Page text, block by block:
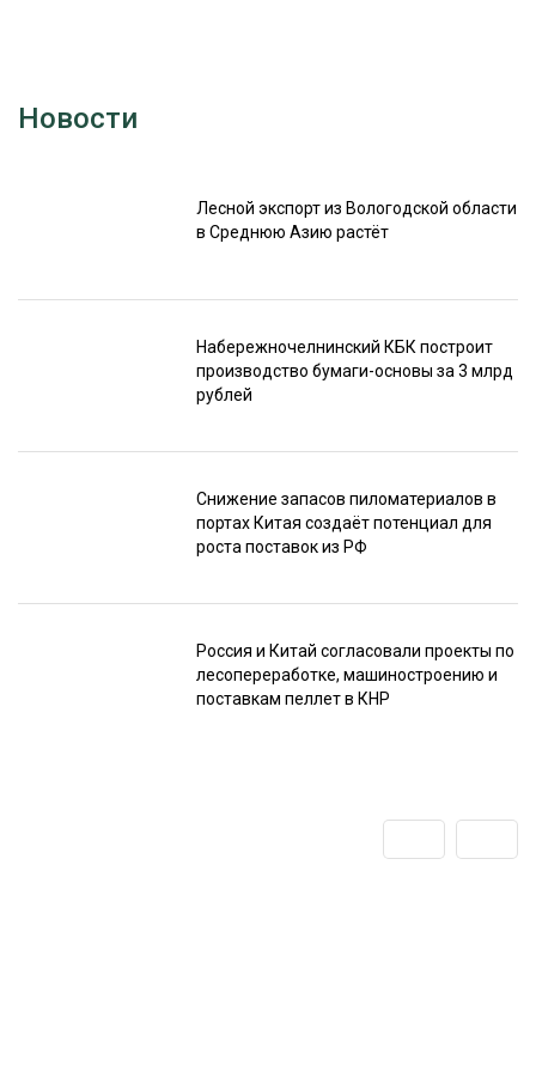
Новости
Лесной экспорт из Вологодской области
в Среднюю Азию растёт
Набережночелнинский КБК построит
производство бумаги-основы за 3 млрд
рублей
Снижение запасов пиломатериалов в
портах Китая создаёт потенциал для
роста поставок из РФ
Россия и Китай согласовали проекты по
лесопереработке, машиностроению и
поставкам пеллет в КНР